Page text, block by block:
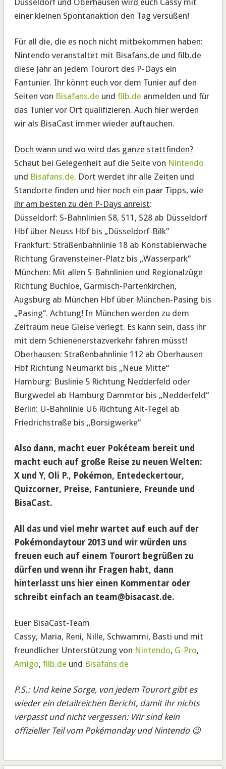
einer kleinen Spontanaktion den Tag versüßen!
Für all die, die es noch nicht mitbekommen haben:
Nintendo veranstaltet mit Bisafans.de und filb.de
diese Jahr an jedem Tourort des P-Days ein
Fantunier. Ihr könnt euch vor dem Tunier auf den
Seiten von Bisafans.de und filb.de anmelden und für
das Tunier vor Ort qualifizieren. Auch hier werden
wir als BisaCast immer wieder auftauchen.
Doch wann und wo wird das ganze stattfinden?
Schaut bei Gelegenheit auf die Seite von Nintendo
und Bisafans.de. Dort werdet ihr alle Zeiten und
Standorte finden und hier noch ein paar Tipps, wie
ihr am besten zu den P-Days anreist:
Düsseldorf: S-Bahnlinien S8, S11, S28 ab Düsseldorf
Hbf über Neuss Hbf bis „Düsseldorf-Bilk“
Frankfurt: Straßenbahnlinie 18 ab Konstablerwache
Richtung Gravensteiner-Platz bis „Wasserpark“
München: Mit allen S-Bahnlinien und Regionalzüge
Richtung Buchloe, Garmisch-Partenkirchen,
Augsburg ab München Hbf über München-Pasing bis
„Pasing“. Achtung! In München werden zu dem
Zeitraum neue Gleise verlegt. Es kann sein, dass ihr
mit dem Schienenerstazverkehr fahren müsst!
Oberhausen: Straßenbahnlinie 112 ab Oberhausen
Hbf Richtung Neumarkt bis „Neue Mitte“
Hamburg: Buslinie 5 Richtung Nedderfeld oder
Burgwedel ab Hamburg Dammtor bis „Nedderfeld“
Berlin: U-Bahnlinie U6 Richtung Alt-Tegel ab
Friedrichstraße bis „Borsigwerke“
Also dann, macht euer Pokéteam bereit und
macht euch auf große Reise zu neuen Welten:
X und Y, Oli P., Pokémon, Entedeckertour,
Quizcorner, Preise, Fantuniere, Freunde und
BisaCast.
All das und viel mehr wartet auf euch auf der
Pokémondaytour 2013 und wir würden uns
freuen euch auf einem Tourort begrüßen zu
dürfen und wenn ihr Fragen habt, dann
hinterlasst uns hier einen Kommentar oder
schreibt einfach an team@bisacast.de.
Euer BisaCast-Team
Cassy, Maria, Reni, Nille, Schwammi, Basti und mit
freundlicher Unterstützung von Nintendo, G-Pro,
Amigo, filb.de und Bisafans.de
P.S.: Und keine Sorge, von jedem Tourort gibt es
wieder ein detailreichen Bericht, damit ihr nichts
verpasst und nicht vergessen: Wir sind kein
offizieller Teil vom Pokémonday und Nintendo 😉